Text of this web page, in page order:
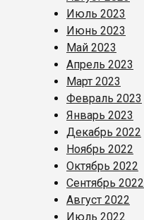
Июль 2023
Июнь 2023
Май 2023
Апрель 2023
Март 2023
Февраль 2023
Январь 2023
Декабрь 2022
Ноябрь 2022
Октябрь 2022
Сентябрь 2022
Август 2022
Июль 2022